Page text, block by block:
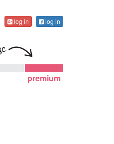
log in log in
premium